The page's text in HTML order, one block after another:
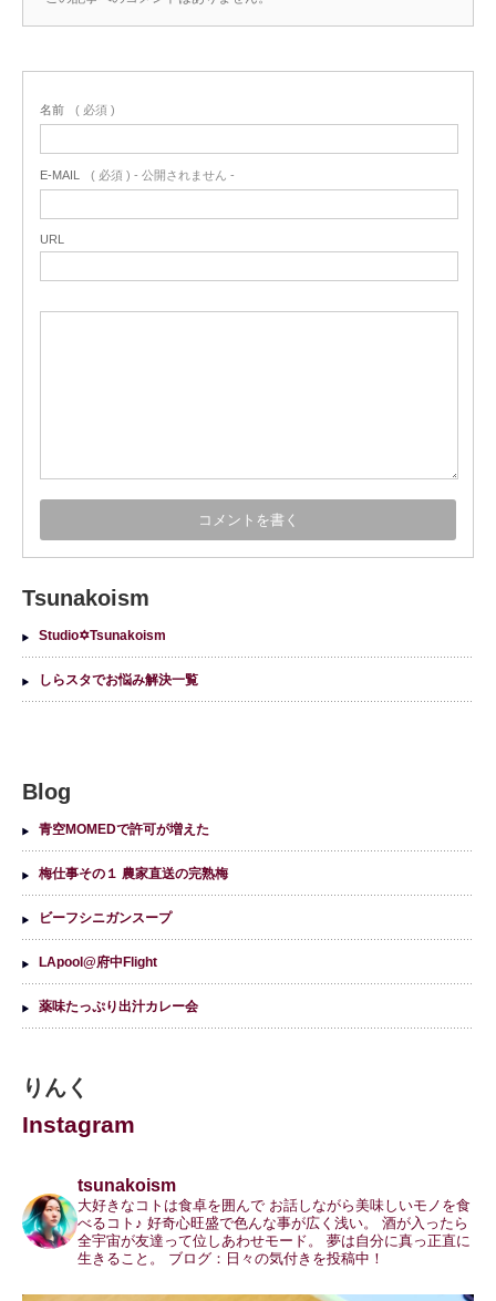
名前 ( 必須 )
E-MAIL ( 必須 ) - 公開されません -
URL
Tsunakoism
Studio✡Tsunakoism
しらスタでお悩み解決一覧
Blog
青空MOMEDで許可が増えた
梅仕事その１ 農家直送の完熟梅
ビーフシニガンスープ
LApool@府中Flight
薬味たっぷり出汁カレー会
りんく
Instagram
tsunakoism
大好きなコトは食卓を囲んで お話しながら美味しいモノを食
べるコト♪ 好奇心旺盛で色んな事が広く浅い。
酒が入ったら
全宇宙が友達って位しあわせモード。
夢は自分に真っ正直に
生きること。
ブログ：日々の気付きを投稿中！